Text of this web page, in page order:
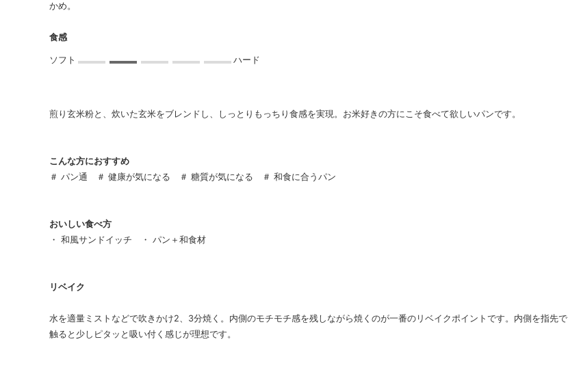
かめ。
食感
煎り玄米粉と、炊いた玄米をブレンドし、しっとりもっちり食感を実現。お米好きの方にこそ食べて欲しいパンです。
こんな方におすすめ
＃ パン通 ＃ 健康が気になる ＃ 糖質が気になる ＃ 和食に合うパン
おいしい食べ方
・ 和風サンドイッチ ・ パン＋和食材
リベイク
水を適量ミストなどで吹きかけ2、3分焼く。内側のモチモチ感を残しながら焼くのが一番のリベイクポイントです。内側を指先で
触ると少しピタッと吸い付く感じが理想です。